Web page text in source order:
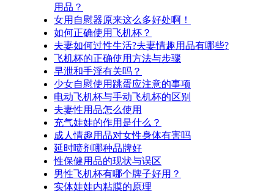
用品？
女用自慰器原来这么多好处啊！
如何正确使用飞机杯？
夫妻如何过性生活?夫妻情趣用品有哪些?
飞机杯的正确使用方法与步骤
早泄和手淫有关吗？
少女自慰使用跳蛋应注意的事项
电动飞机杯与手动飞机杯的区别
夫妻性用品怎么使用
充气娃娃的作用是什么？
成人情趣用品对女性身体有害吗
延时喷剂哪种品牌好
性保健用品的现状与误区
男性飞机杯有哪个牌子好用？
实体娃娃内粘膜的原理